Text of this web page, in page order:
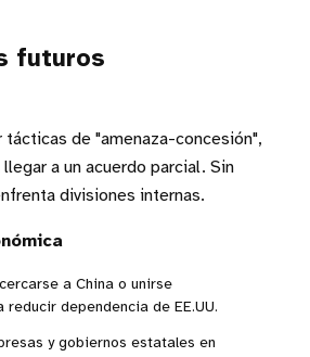
futuros
tácticas de "amenaza-concesión",
a un acuerdo parcial. Sin
divisiones internas.
a China o unirse
reducir dependencia de EE.UU.
y gobiernos estatales en